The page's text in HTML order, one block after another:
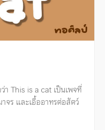
า This is a cat เป็นเพจที่
จร และเอื้ออาทรต่อสัตว์